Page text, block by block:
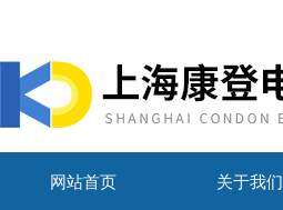
网站首页 关于我们